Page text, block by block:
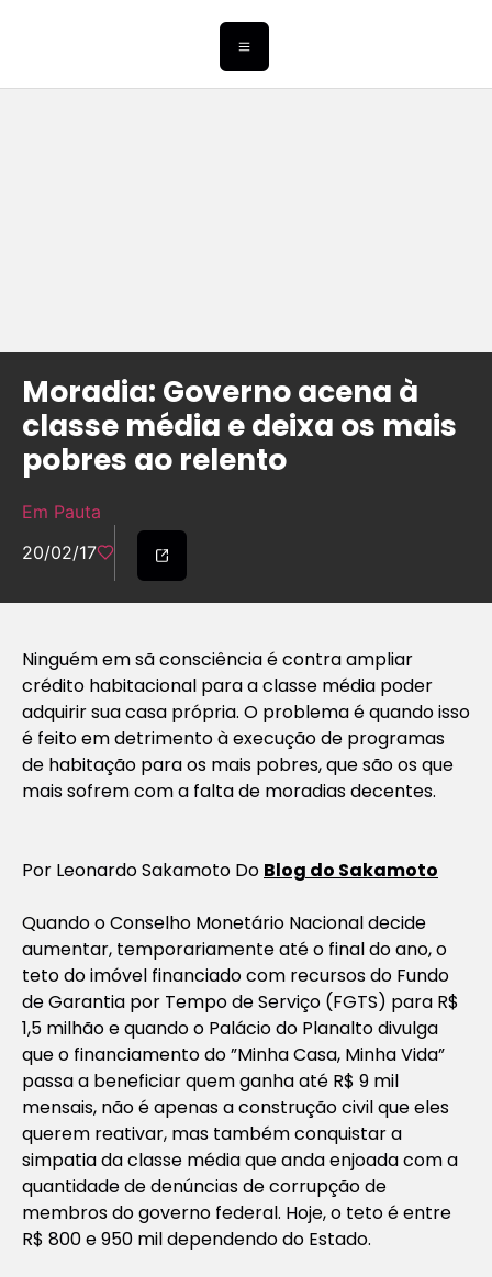
Moradia: Governo acena à
classe média e deixa os mais
pobres ao relento
Em Pauta
20/02/17
Ninguém em sã consciência é contra ampliar
crédito habitacional para a classe média poder
adquirir sua casa própria. O problema é quando isso
é feito em detrimento à execução de programas
de habitação para os mais pobres, que são os que
mais sofrem com a falta de moradias decentes.
Por Leonardo Sakamoto Do Blog do Sakamoto
Quando o Conselho Monetário Nacional decide
aumentar, temporariamente até o final do ano, o
teto do imóvel financiado com recursos do Fundo
de Garantia por Tempo de Serviço (FGTS) para R$
1,5 milhão e quando o Palácio do Planalto divulga
que o financiamento do ”Minha Casa, Minha Vida”
passa a beneficiar quem ganha até R$ 9 mil
mensais, não é apenas a construção civil que eles
querem reativar, mas também conquistar a
simpatia da classe média que anda enjoada com a
quantidade de denúncias de corrupção de
membros do governo federal. Hoje, o teto é entre
R$ 800 e 950 mil dependendo do Estado.